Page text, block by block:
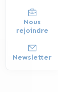
Nous
rejoindre
Newsletter